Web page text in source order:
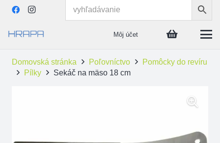
Môj účet
Domovská stránka Poľovníctvo
Pomôcky do revíru
Pílky
Sekáč na mäso 18 cm